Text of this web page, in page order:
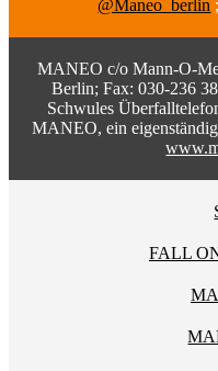
@Maneo_berlin ;
MANEO c/o Mann-O-
Berlin; Fax: 030-236
Schwules
MANEO, ein
FALL